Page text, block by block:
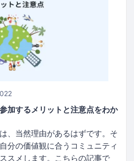
加するメリットと注意点をわか
、当然理由があるはずです。そ
分の価値観に合うコミュニティ
スメします。こちらの記事で